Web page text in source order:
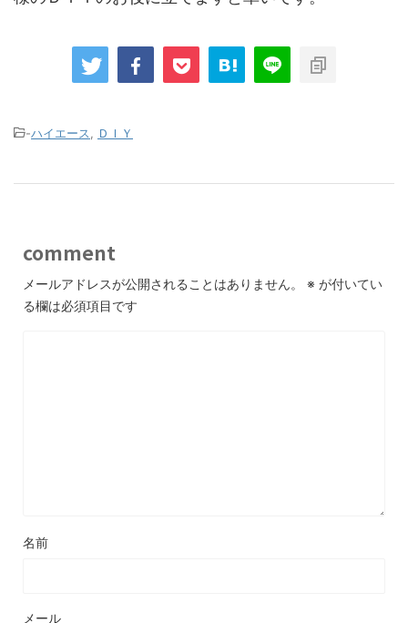
-ハイエース ＤＩＹ
comment
メールアドレスが公開されることはありません。 ※ が付いてい
る欄は必須項目です
名前
メール